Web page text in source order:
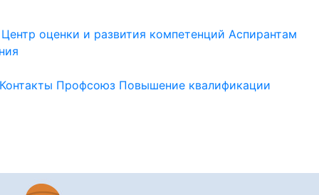
Центр оценки и развития компетенций Аспирантам
Контакты Профсоюз Повышение квалификации